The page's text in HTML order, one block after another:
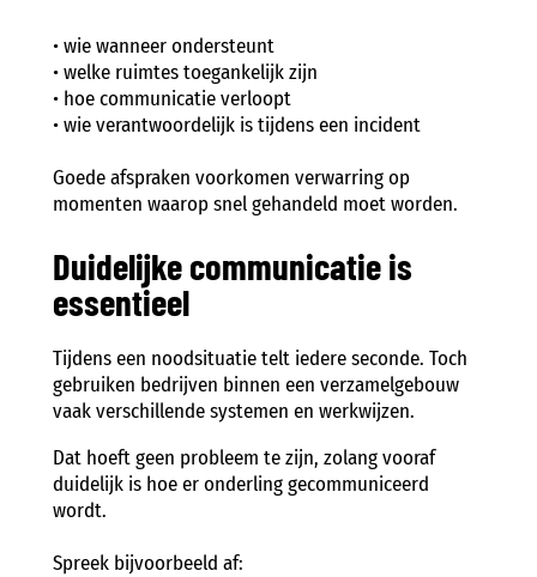
• wie wanneer ondersteunt
• welke ruimtes toegankelijk zijn
• hoe communicatie verloopt
• wie verantwoordelijk is tijdens een incident
Goede afspraken voorkomen verwarring op
momenten waarop snel gehandeld moet worden.
Duidelijke communicatie is
essentieel
Tijdens een noodsituatie telt iedere seconde. Toch
gebruiken bedrijven binnen een verzamelgebouw
vaak verschillende systemen en werkwijzen.
Dat hoeft geen probleem te zijn, zolang vooraf
duidelijk is hoe er onderling gecommuniceerd
wordt.
Spreek bijvoorbeeld af: